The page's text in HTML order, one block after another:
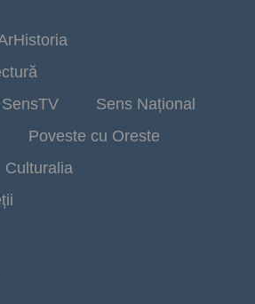
Sens Național
Poveste cu Oreste
Culturalia